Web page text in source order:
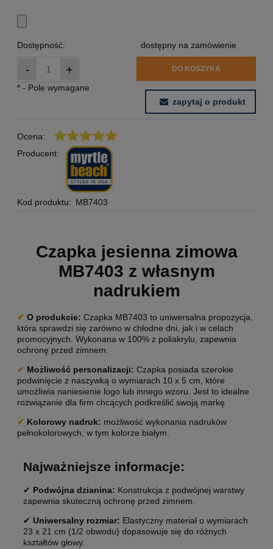
Dostępność: dostępny na zamówienie
- + DO KOSZYKA
* - Pole wymagane
zapytaj o produkt
Ocena:
Producent:
Kod produktu: MB7403
Czapka jesienna zimowa
MB7403 z własnym
nadrukiem
✔ O produkcie: Czapka MB7403 to uniwersalna propozycja,
która sprawdzi się zarówno w chłodne dni, jak i w celach
promocyjnych. Wykonana w 100% z poliakrylu, zapewnia
ochronę przed zimnem.
✔ Możliwość personalizacji: Czapka posiada szerokie
podwinięcie z naszywką o wymiarach 10 x 5 cm, które
umożliwia naniesienie logo lub innego wzoru. Jest to idealne
rozwiązanie dla firm chcących podkreślić swoją markę
✔ Kolorowy nadruk: możliwość wykonania nadruków
pełnokolorowych, w tym kolorze białym.
Najważniejsze informacje:
✔ Podwójna dzianina: Konstrukcja z podwójnej warstwy
zapewnia skuteczną ochronę przed zimnem.
✔ Uniwersalny rozmiar: Elastyczny materiał o wymiarach
23 x 21 cm (1/2 obwodu) dopasowuje się do różnych
kształtów głowy.